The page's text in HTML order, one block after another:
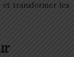
et transformer les